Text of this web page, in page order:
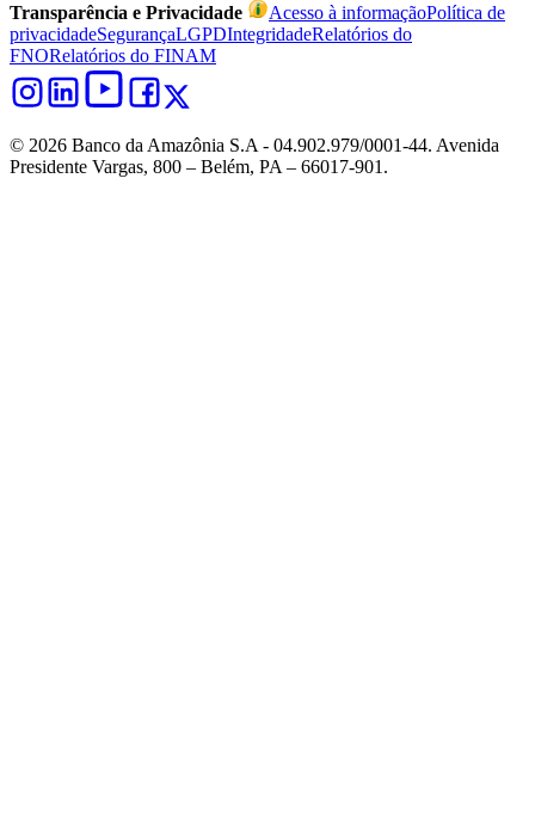
Transparência e Privacidade
Acesso à informaçãoPolítica de
privacidadeSegurançaLGPDIntegridadeRelatórios do
FNORelatórios do FINAM
© 2026 Banco da Amazônia S.A - 04.902.979/0001‐44. Avenida
Presidente Vargas, 800 – Belém, PA – 66017-901.